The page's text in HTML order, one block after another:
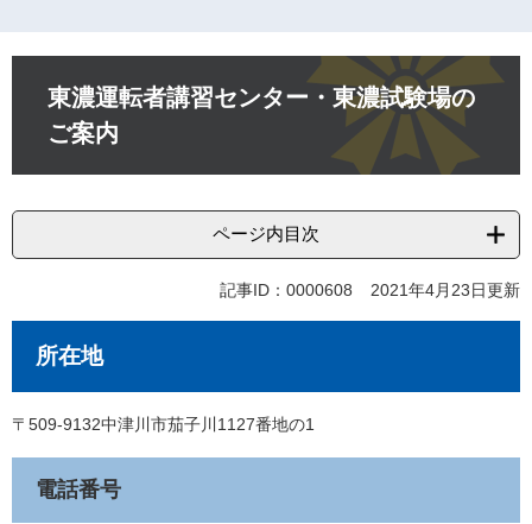
東濃運転者講習センター・東濃試験場の
ご案内
ページ内目次
記事ID：0000608 2021年4月23日更新
所在地
〒509-9132中津川市茄子川1127番地の1
電話番号